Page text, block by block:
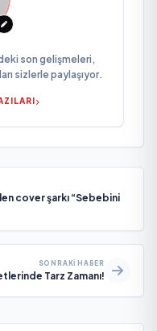
son gelişmeleri,
sizlerle paylaşıyor.
cover şarkı “Sebebini
SONRAKI HABER
Tarz Zamanı!